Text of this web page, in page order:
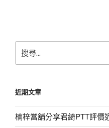
尋
字:
近期文章
楠梓當舖分享君綺PTT評價